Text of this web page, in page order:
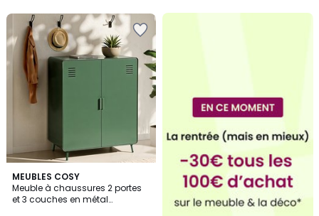
MEUBLES COSY
Meuble à chaussures 2 portes
et 3 couches en métal